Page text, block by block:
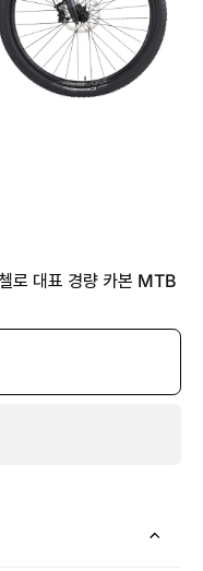
로 대표 경량 카본 MTB